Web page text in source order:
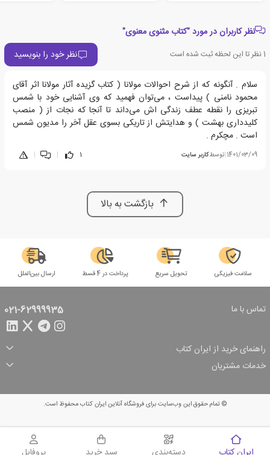
نظر کاربران در مورد "کتاب مثنوی معنوی"
1نظر تا این لحظه ثبت شده است نظر خود را بنویسید
سلام . آنگونه که از شرح احوالات مولانا ( کتاب گزیده آثار مولانا اثر آقای
محمود نامنی ) پیداست ، می‌توان فهمید که وی آشنایی خود با شمس
تبریزی را نقطه عطف زندگی اش می‌داند تا آنجا که نجات از ( منصب
کلیدداری بهشت ) و هدایتش از تاریکی بسوی عقل آخر را مدیون شمس
است . مچکرم .
1401/03/09
|توسطکاربر سایت 1
|
|
بازگشت به بالا
سلامت فیزیکی تحویل سریع پرداخت در 4 قسط ارسال بین‌الملل
تماس با ما 021-62999935
راهنمای خرید از ایران کتاب
ثبت سفارش
شرایط ارسال سفارش
شیوه پرداخت
تخفیف‌های خرید
خدمات مشتریان
© تمام حقوق این وب‌سایت برای فروشگاه آنلاین ایران کتاب محفوظ است.
سبد خرید